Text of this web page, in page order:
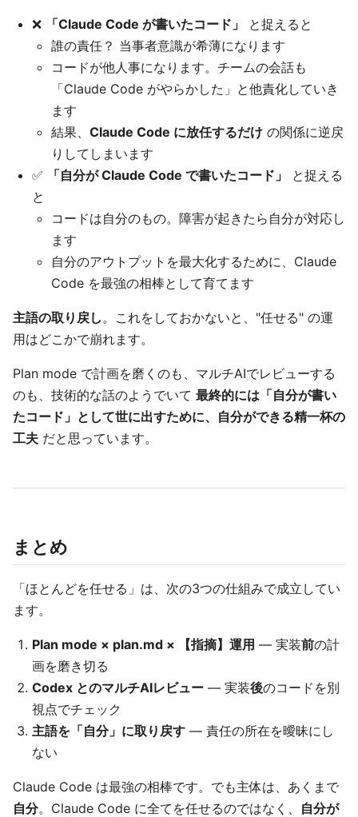
❌ 「Claude Code が書いたコード」
と捉えると
誰の責任？ 当事者意識が希薄になります
コードが他人事になります。チームの会話も
「Claude Code がやらかした」と他責化していき
ます
結果、 Claude Code に放任するだけ の関係に逆戻
りしてしまいます
✅
「自分が Claude Code で書いたコード」
と捉える
と
コードは自分のもの。障害が起きたら自分が対応し
ます
自分のアウトプットを最大化するために、Claude
Code を最強の相棒として育てます
主語の取り戻し。これをしておかないと、"任せる" の運
用はどこかで崩れます。
Plan mode で計画を磨くのも、マルチAIでレビューする
のも、技術的な話のようでいて 最終的には「自分が書い
たコード」として世に出すために、自分ができる精一杯の
工夫 だと思っています。
まとめ
「ほとんどを任せる」は、次の3つの仕組みで成立してい
ます。
Plan mode × plan.md × 【指摘】運用 — 実装前の計
画を磨き切る
Codex とのマルチAIレビュー — 実装後のコードを別
視点でチェック
主語を「自分」に取り戻す — 責任の所在を曖昧にし
ない
Claude Code は最強の相棒です。でも主体は、あくまで
自分。Claude Code に全てを任せるのではなく、 自分が